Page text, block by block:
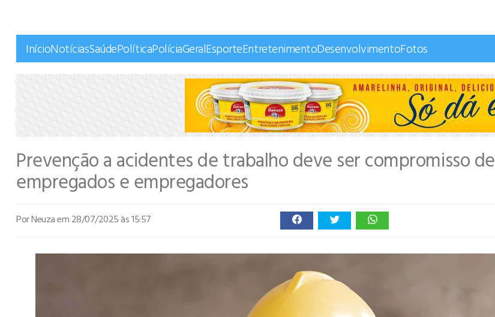
InícioNotíciasSaúdePolíticaPolíciaGeralEsporteEntretenimentoDesenvolvimentoFotos
Prevenção a acidentes de trabalho deve ser compromisso de
empregados e empregadores
Por Neuzaem 28/07/2025 às 15:57